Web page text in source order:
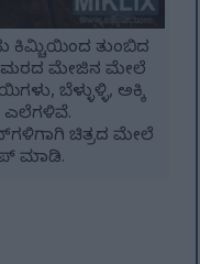
ಕಿಮ್ಚಿಯಿಂದ ತುಂಬಿದ
ಮರದ ಮೇಜಿನ ಮೇಲೆ
ಬೆಳ್ಳುಳ್ಳಿ, ಅಕ್ಕಿ
ಎಲೆಗಳಿವೆ.
ಚಿತ್ರದ ಮೇಲೆ
ಮಾಡಿ.